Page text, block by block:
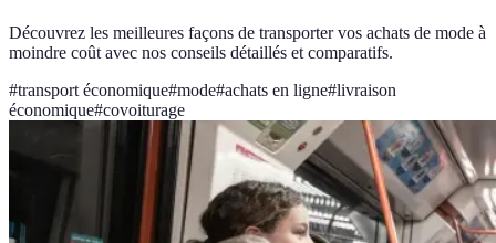
Découvrez les meilleures façons de transporter vos achats de mode à
moindre coût avec nos conseils détaillés et comparatifs.
#transport économique#mode#achats en ligne#livraison
économique#covoiturage